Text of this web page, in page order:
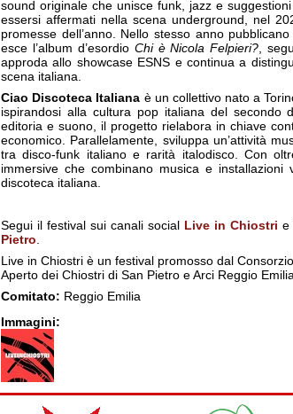
sound originale che unisce funk, jazz e
essersi affermati nella scena underground, nel
promesse dell’anno. Nello stesso anno
esce l’album d’esordio Chi è Nicola Felpieri? ,
approda allo showcase ESNS e continua a
scena italiana.
Ciao Discoteca Italiana è un collettivo nato a
ispirandosi alla cultura pop italiana del secondo
editoria e suono, il progetto rielabora in chiave
economico. Parallelamente, sviluppa un’attività
tra disco-funk italiano e rarità italodisco. Con
immersive che combinano musica e
discoteca italiana.
Segui il festival sui canali social Live in Chiostri e
Pietro
Live in Chiostri è un festival promosso dal
Aperto dei Chiostri di San Pietro e Arci Reggio Emilia.
Comitato: Reggio Emilia
Immagini: